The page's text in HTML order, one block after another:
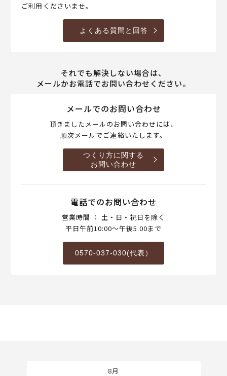
ご利用くださいませ。
よくある質問と回答
それでも解決しない場合は、
メールかお電話でお問い合わせください。
メールでのお問い合わせ
頂きましたメールのお問い合わせには、
順次メールでご連絡いたします。
つくり方に関する
お問い合わせ
電話でのお問い合わせ
営業時間 ： 土・日・祝日を除く
平日午前10:00～午後5:00まで
0570-037-030(代表）
8月